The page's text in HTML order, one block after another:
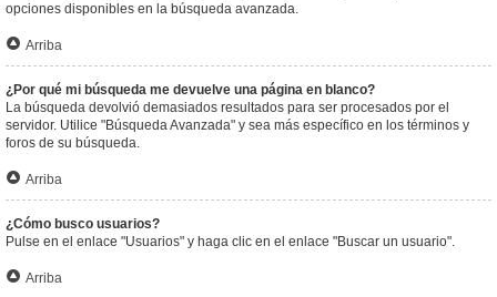
opciones disponibles en la búsqueda avanzada.
Arriba
¿Por qué mi búsqueda me devuelve una página en blanco?
La búsqueda devolvió demasiados resultados para ser procesados por el
servidor. Utilice "Búsqueda Avanzada" y sea más específico en los términos y
foros de su búsqueda.
Arriba
¿Cómo busco usuarios?
Pulse en el enlace "Usuarios" y haga clic en el enlace "Buscar un usuario".
Arriba